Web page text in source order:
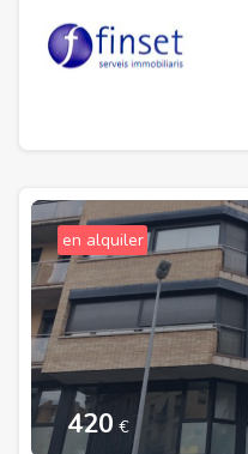
en alquiler
420 €